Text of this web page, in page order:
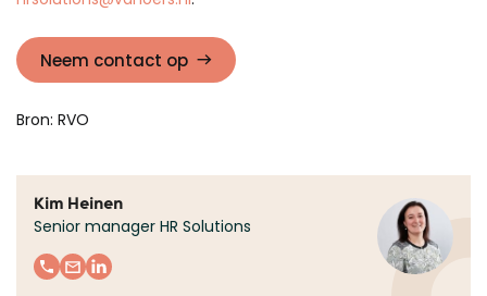
Neem contact op
Bron: RVO
Kim Heinen
Senior manager HR Solutions